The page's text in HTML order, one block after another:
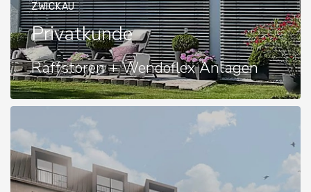
ZWICKAU
Privatkunde
Raffstoren + Wendoflex Anlagen